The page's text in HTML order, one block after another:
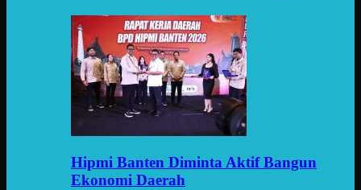
Hipmi Banten Diminta Aktif Bangun
Ekonomi Daerah